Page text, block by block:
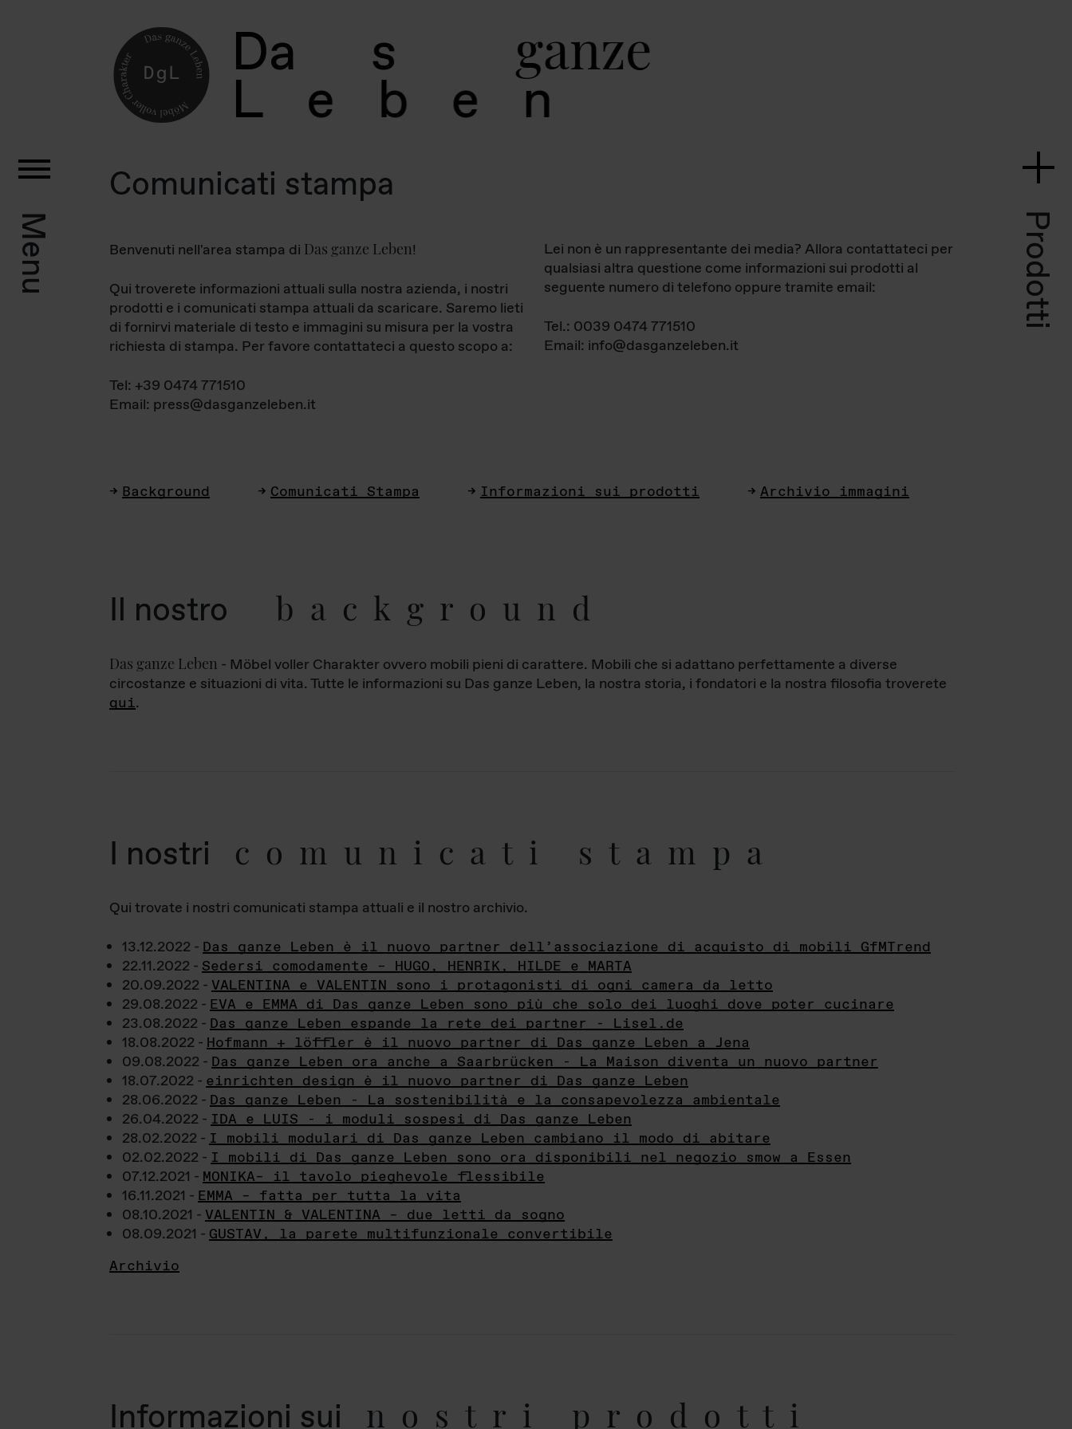
Da s ganz
L e b e
Menu Prodotti
Comunicati stampa
Benvenuti nell'area stampa di Das ganze Leben!
Qui troverete informazioni attuali sulla nostra azienda, i nostri
prodotti e i comunicati stampa attuali da scaricare. Saremo lieti
di fornirvi materiale di testo e immagini su misura per la vostra
richiesta di stampa. Per favore contattateci a questo scopo a:
Tel: +39 0474 771510
Email: press@dasganzeleben.it
Lei non è un rappresentante dei media? Allora contattateci per
qualsiasi altra questione come informazioni sui prodotti al
seguente numero di telefono oppure tramite email:
Tel.: 0039 0474 771510
Email: info@dasganzeleben.it
Background Comunicati Stampa Informazioni sui prodotti Archivio immagini
Il nostro background
Das ganze Leben - Möbel voller Charakter ovvero mobili pieni di carattere. Mobili che si adattano perfettamente a diverse
circostanze e situazioni di vita. Tutte le informazioni su Das ganze Leben, la nostra storia, i fondatori e la nostra filosofia troverete
qui.
I nostri comunicati stampa
Qui trovate i nostri comunicati stampa attuali e il nostro archivio.
13.12.2022 - Das ganze Leben è il nuovo partner dell’associazione di acquisto di mobili GfMTrend
22.11.2022 - Sedersi comodamente – HUGO, HENRIK, HILDE e MARTA
20.09.2022 - VALENTINA e VALENTIN sono i protagonisti di ogni camera da letto
29.08.2022 - EVA e EMMA di Das ganze Leben sono più che solo dei luoghi dove poter cucinare
23.08.2022 - Das ganze Leben espande la rete dei partner - Lisel.de
18.08.2022 - Hofmann + löffler è il nuovo partner di Das ganze Leben a Jena
09.08.2022 - Das ganze Leben ora anche a Saarbrücken - La Maison diventa un nuovo partner
18.07.2022 - einrichten design è il nuovo partner di Das ganze Leben
28.06.2022 - Das ganze Leben - La sostenibilità e la consapevolezza ambientale
26.04.2022 - IDA e LUIS - i moduli sospesi di Das ganze Leben
28.02.2022 - I mobili modulari di Das ganze Leben cambiano il modo di abitare
02.02.2022 - I mobili di Das ganze Leben sono ora disponibili nel negozio smow a Essen
07.12.2021 - MONIKA– il tavolo pieghevole flessibile
16.11.2021 - EMMA – fatta per tutta la vita
08.10.2021 - VALENTIN & VALENTINA – due letti da sogno
08.09.2021 - GUSTAV, la parete multifunzionale convertibile
Archivio
Informazioni sui nostri prodotti